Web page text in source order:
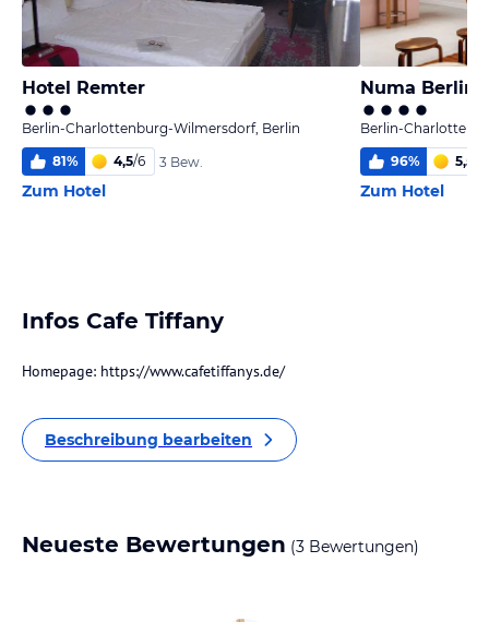
Hotel Remter
Berlin-Charlottenburg-Wilmersdorf, Berlin
81% 4,5/6 3 Bew.
Zum Hotel
Numa Berlin
Berlin-
96% 5,5
Zum Hotel
Infos Cafe Tiffany
Homepage: https://www.cafetiffanys.de/
Beschreibung bearbeiten
Neueste Bewertungen (3 Bewertungen)